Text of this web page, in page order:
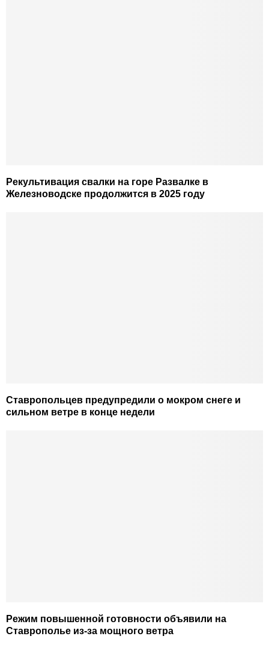
Рекультивация свалки на горе Развалке в
Железноводске продолжится в 2025 году
Ставропольцев предупредили о мокром снеге и
сильном ветре в конце недели
Режим повышенной готовности объявили на
Ставрополье из-за мощного ветра